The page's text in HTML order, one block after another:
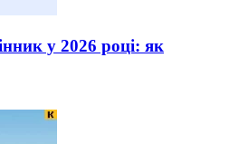
у 2026 році: як